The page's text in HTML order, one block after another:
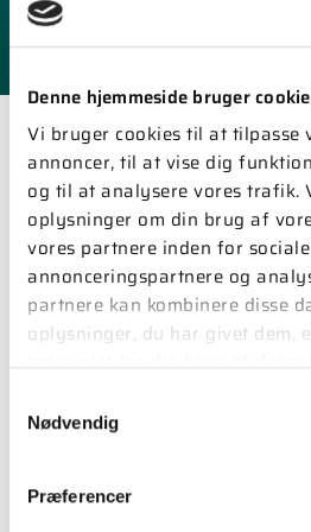
Denne hjemmeside bruger
Vi bruger cookies til at tilpasse
annoncer, til at vise dig
og til at analysere vores trafik.
oplysninger om din brug af
vores partnere inden for
annonceringspartnere og
partnere kan kombinere disse
oplysninger, du har givet dem,
Nødvendig
Præferencer
AKTIVITETER
12. august 2026
Kredsarrangement